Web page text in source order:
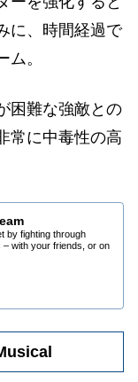
に、時間経過で
。
困難な強敵との
常に中毒性の高
by fighting through
with your friends, or on